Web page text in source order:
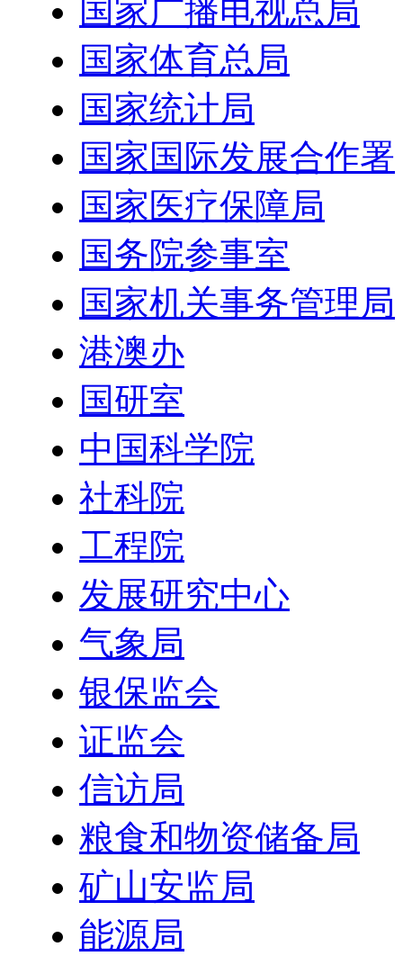
国家广播电视总局
国家体育总局
国家统计局
国家国际发展合作署
国家医疗保障局
国务院参事室
国家机关事务管理局
港澳办
国研室
中国科学院
社科院
工程院
发展研究中心
气象局
银保监会
证监会
信访局
粮食和物资储备局
矿山安监局
能源局